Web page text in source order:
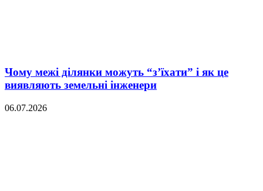
Чому межі ділянки можуть “з’їхати” і як це
виявляють земельні інженери
06.07.2026